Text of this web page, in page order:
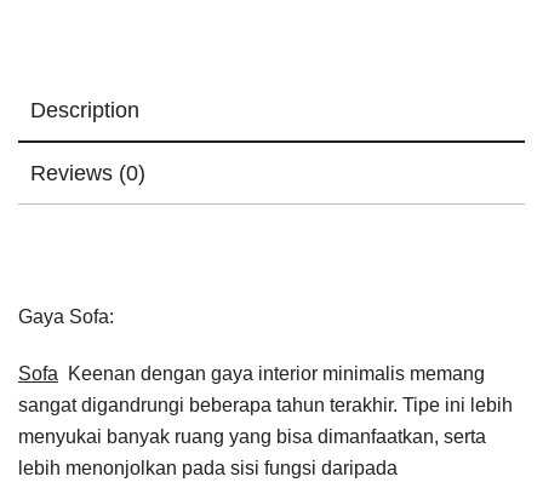
Description
Reviews (0)
Gaya Sofa:
Sofa Keenan dengan gaya interior minimalis memang
sangat digandrungi beberapa tahun terakhir. Tipe ini lebih
menyukai banyak ruang yang bisa dimanfaatkan, serta
lebih menonjolkan pada sisi fungsi daripada